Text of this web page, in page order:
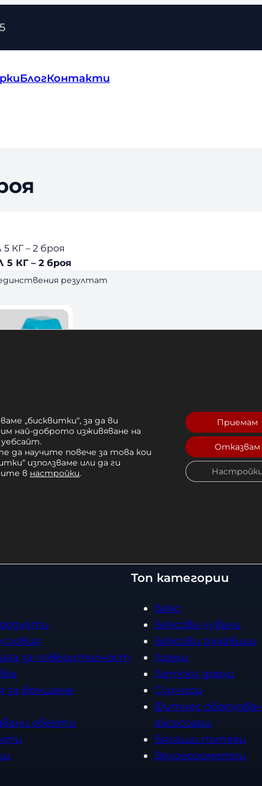
БлогКонтакти
КГ – 2 броя
КГ – 2 броя
резултат
Dumbbell
за поверителност
за връщане
обекти
Топ категории
Бокс
Боксови чували
Боксови ръкавици
Дрехи
Детски дрехи
Суичъри
Фитнес
аксесоари
Бягащи пътеки
Велоергометри
„бисквитки“, за да ви
най-доброто изживяване на
да научите повече за това кои
използваме или да ги
в настройки.
Приемам
Отказвам